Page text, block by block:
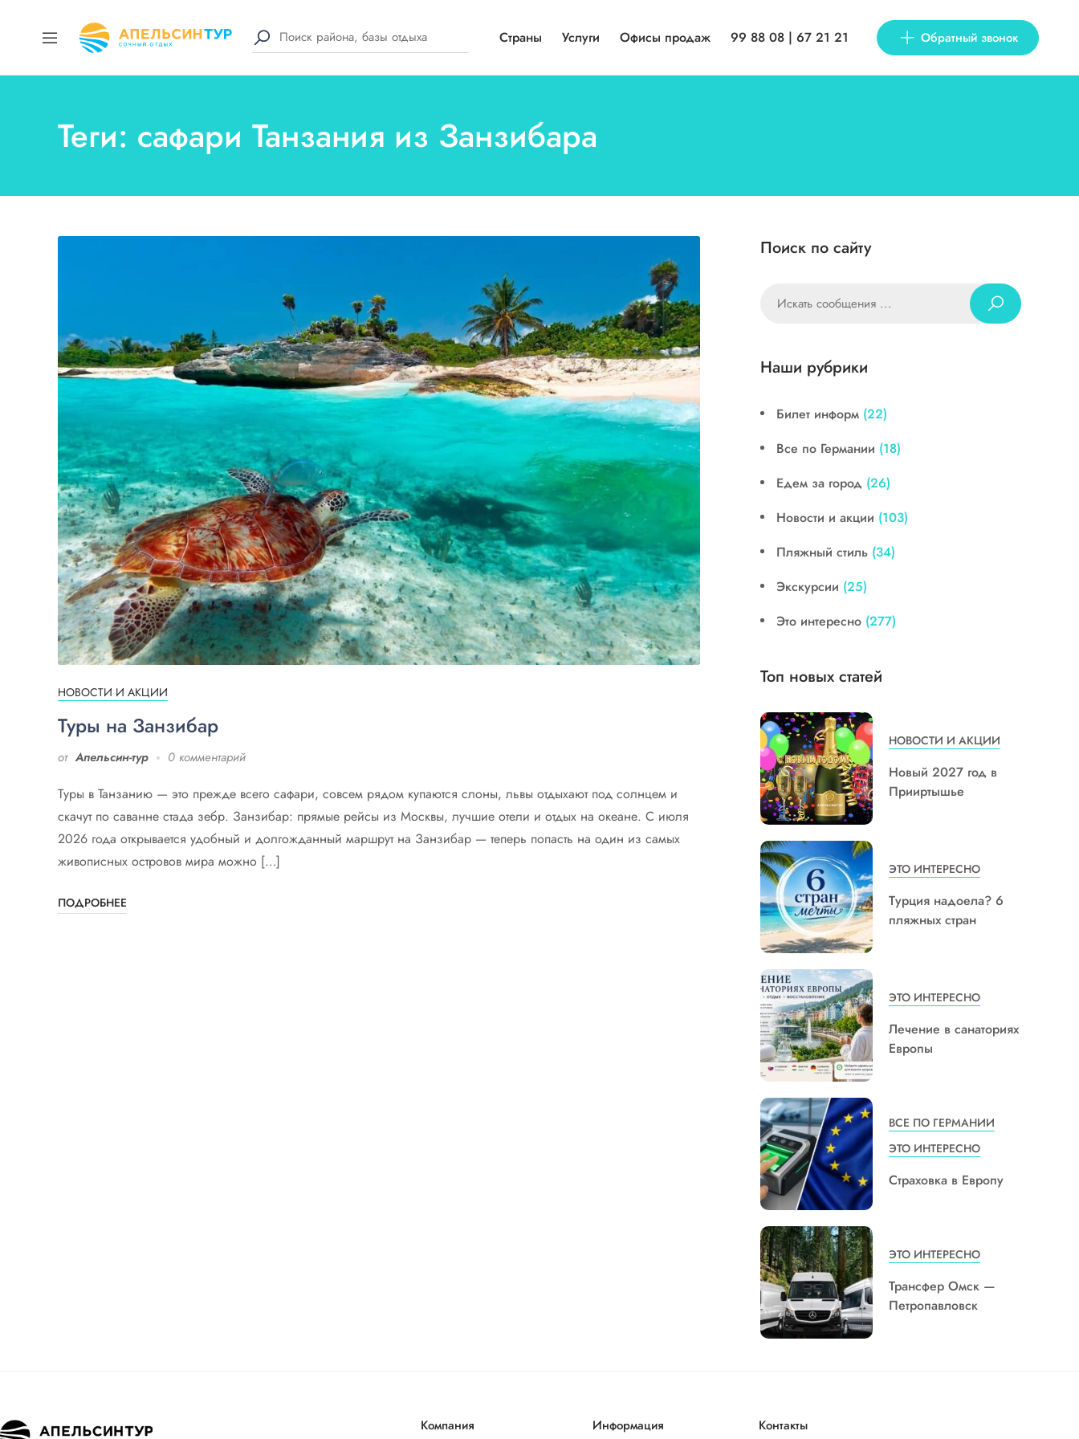
Страны Услуги Офисы продаж 99 88 08 | 67 21 21 Обратный звонок
Теги: сафари Танзания из Занзибара
НОВОСТИ И АКЦИИ
Туры на Занзибар
от Апельсин-тур 0 комментарий
Туры в Танзанию — это прежде всего сафари, совсем рядом купаются слоны, львы отдыхают под солнцем и
скачут по саванне стада зебр. Занзибар: прямые рейсы из Москвы, лучшие отели и отдых на океане. С июля
2026 года открывается удобный и долгожданный маршрут на Занзибар — теперь попасть на один из самых
живописных островов мира можно […]
ПОДРОБНЕЕ
Поиск по сайту
Наши рубрики
Билет информ (22)
Все по Германии (18)
Едем за город (26)
Новости и акции (103)
Пляжный стиль (34)
Экскурсии (25)
Это интересно (277)
Топ новых статей
НОВОСТИ И АКЦИИ
Новый 2027 год в
Прииртышье
ЭТО ИНТЕРЕСНО
Турция надоела? 6
пляжных стран
ЭТО ИНТЕРЕСНО
Лечение в санаториях
Европы
ВСЕ ПО ГЕРМАНИИ
ЭТО ИНТЕРЕСНО
Страховка в Европу
ЭТО ИНТЕРЕСНО
Трансфер Омск —
Петропавловск
Компания Информация Контакты